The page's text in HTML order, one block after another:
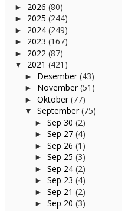
► 2026 (80)
► 2025 (244)
► 2024 (249)
► 2023 (167)
► 2022 (87)
▼ 2021 (421)
► Desember(43)
► November(51)
► Oktober(77)
▼ September(75)
► Sep 30 (2)
► Sep 27 (4)
► Sep 26 (1)
► Sep 25 (3)
► Sep 24 (2)
► Sep 23 (4)
► Sep 21 (2)
► Sep 20 (3)